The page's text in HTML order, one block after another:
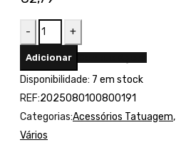
Quantidade
de
Decalque
A4
20Fls
Adicionar
Disponibilidade: 7 em stock
REF:2025080100800191
Categorias:Acessórios Tatuagem,
Vários